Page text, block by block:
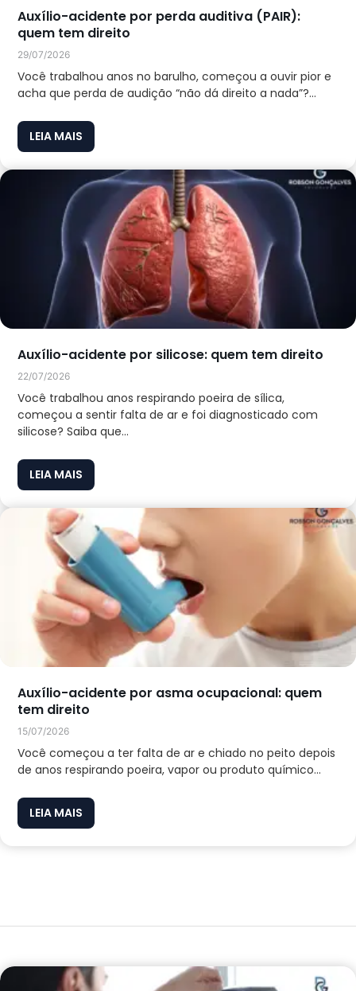
Auxílio-acidente por perda auditiva (PAIR):
quem tem direito
29/07/2026
Você trabalhou anos no barulho, começou a ouvir pior e
acha que perda de audição “não dá direito a nada”?...
LEIA MAIS
Auxílio-acidente por silicose: quem tem direito
22/07/2026
Você trabalhou anos respirando poeira de sílica,
começou a sentir falta de ar e foi diagnosticado com
silicose? Saiba que...
LEIA MAIS
Auxílio-acidente por asma ocupacional: quem
tem direito
15/07/2026
Você começou a ter falta de ar e chiado no peito depois
de anos respirando poeira, vapor ou produto químico...
LEIA MAIS